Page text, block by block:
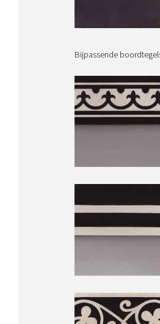
Bijpassende